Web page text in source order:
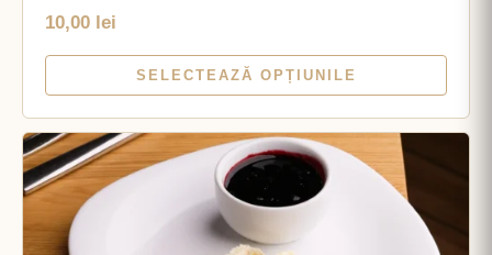
10,00 lei
SELECTEAZĂ OPȚIUNILE